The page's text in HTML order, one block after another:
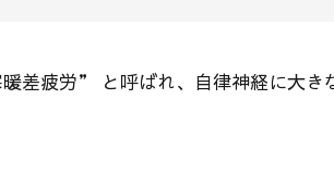
差疲労” と呼ばれ、自律神経に大き